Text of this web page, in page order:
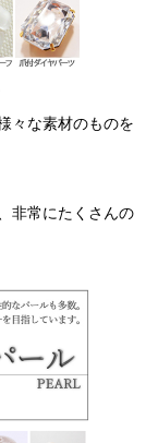
々な素材のものを
非常にたくさんの